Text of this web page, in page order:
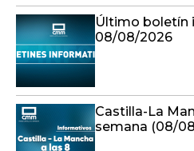
Último boletín
08/08/2026
Castilla-La
semana (08/